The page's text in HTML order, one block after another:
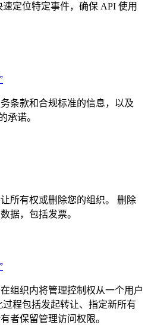
定位特定事件，确保 API 使用
条款和合规标准的信息，以及
承诺。
所有权或删除您的组织。 删除
据，包括发票。
组织内将管理控制权从一个用户
程包括发起转让、指定新所有
者保留管理访问权限。